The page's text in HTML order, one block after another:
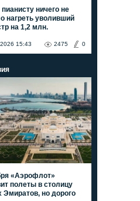
ничего не
нагреть уволивший
на 1,2 млн.
15:43 0
2475
«Аэрофлот»
полеты в столицу
Эмиратов, но дорого